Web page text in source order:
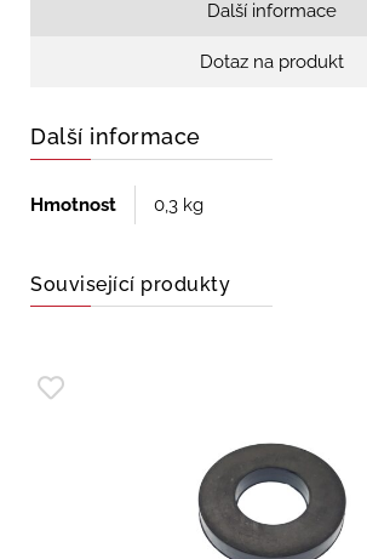
Další informace
Dotaz na produkt
Další informace
Hmotnost 0,3 kg
Související produkty